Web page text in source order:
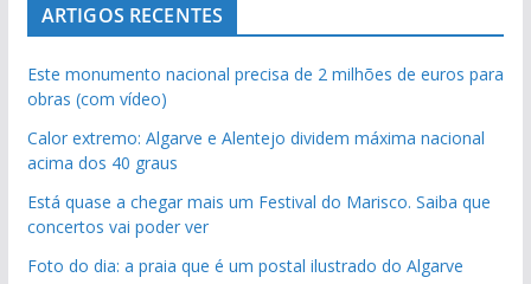
ARTIGOS RECENTES
Este monumento nacional precisa de 2 milhões de euros para
obras (com vídeo)
Calor extremo: Algarve e Alentejo dividem máxima nacional
acima dos 40 graus
Está quase a chegar mais um Festival do Marisco. Saiba que
concertos vai poder ver
Foto do dia: a praia que é um postal ilustrado do Algarve